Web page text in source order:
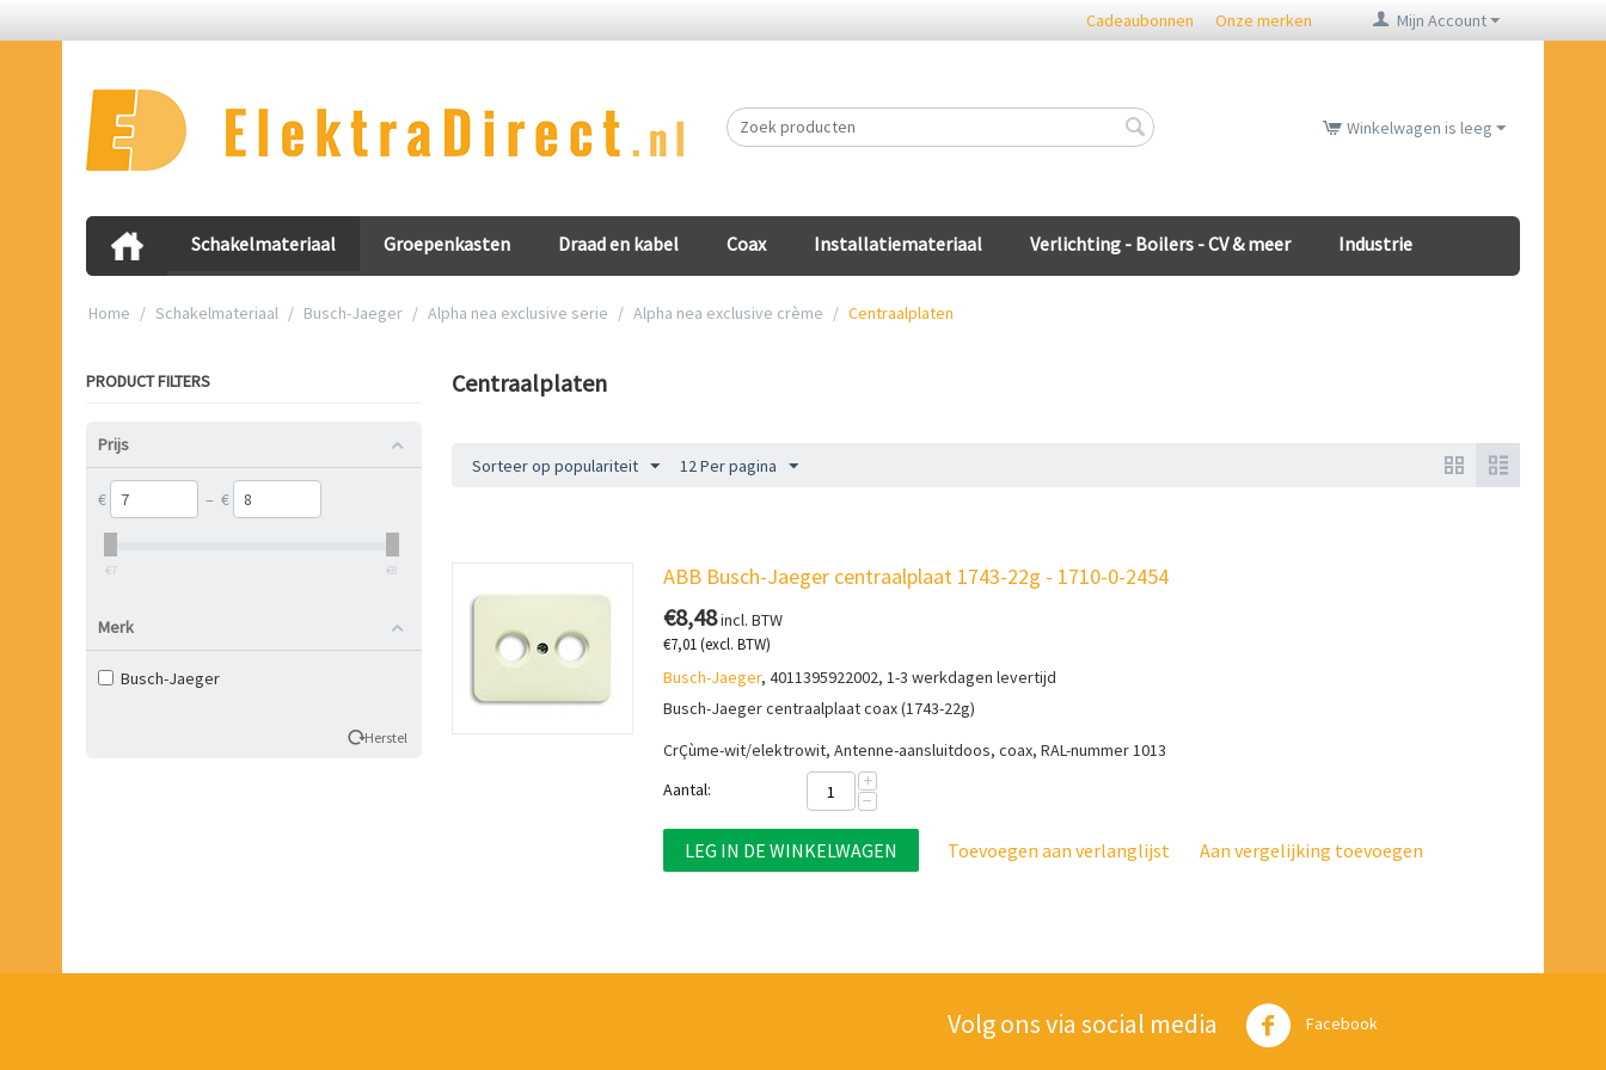
Mijn Account
Cadeaubonnen Onze merken
Winkelwagen is leeg
Schakelmateriaal Groepenkasten Draad en kabel Coax Installatiemateriaal Verlichting - Boilers - CV & meer Industrie
Home / Schakelmateriaal / Busch-Jaeger / Alpha nea exclusive serie / Alpha nea exclusive crème / Centraalplaten
PRODUCT FILTERS
Prijs
€ – €
‎€7 ‎€8
Merk
Busch-Jaeger
Herstel
Centraalplaten
Sorteer op populariteit 12 Per pagina
ABB Busch-Jaeger centraalplaat 1743-22g - 1710-0-2454
€8,48incl. BTW
€7,01(excl. BTW)
Busch-Jaeger, 4011395922002, 1-3 werkdagen levertijd
Busch-Jaeger centraalplaat coax (1743-22g)
CrÇùme-wit/elektrowit, Antenne-aansluitdoos, coax, RAL-nummer 1013
Aantal:
+
−
LEG IN DE WINKELWAGEN Toevoegen aan verlanglijst Aan vergelijking toevoegen
Volg ons via social media Facebook